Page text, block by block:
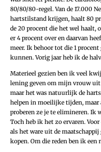
80/80/80-regel. Van de 17.000
hartstilstand krijgen, haalt 80
de 20 procent die het wel
er 4 procent over en daarvan
meer. Ik behoor tot die 1
kunnen. Vorig jaar heb ik de
Materieel gezien ben ik veel
lening geven om mijn vrouw uit
maar het was natuurlijk de
helpen in moeilijke tijden, maar
proberen ze je te elimineren. Ik
Toch heb ik het zo ervaren.
als het ware uit de
kopen. Om die reden ben ik een